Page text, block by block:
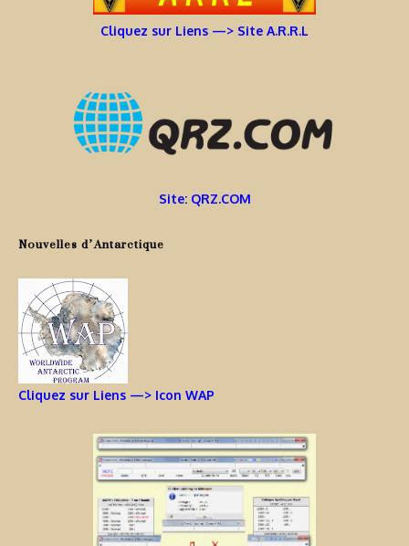
Cliquez sur Liens —> Site A.R.R.L
Site: QRZ.COM
Nouvelles d’Antarctique
Cliquez sur Liens —> Icon WAP